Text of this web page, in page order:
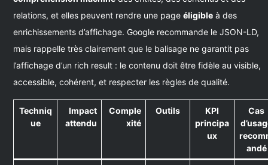
relations, et elles peuvent rendre une pageéligible à des
enrichissements d’affichage. Google recommande le JSON-LD,
mais rappelle très clairement que le balisage ne garantit pas
l’affichage d’un rich result : le contenu doit être fidèle au visible,
accessible, cohérent, et respecter les règles de qualité.
Techniq
ue
Impact
attendu
Comple
xité
Outils
KPI
principa
ux
Cas
andé